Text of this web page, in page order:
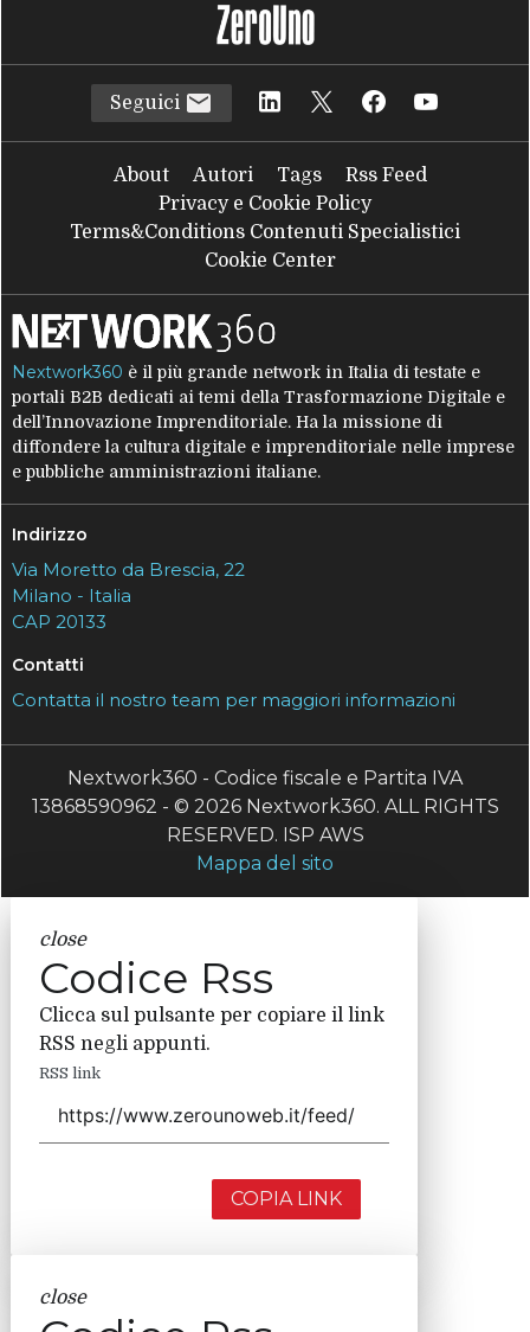
Seguici
About Autori Tags
Rss Feed
Privacy e Cookie Policy
Terms&Conditions Contenuti Specialistici
Cookie Center
Nextwork360 è il più grande network in Italia di testate e
portali B2B dedicati ai temi della Trasformazione Digitale e
dell’Innovazione Imprenditoriale. Ha la missione di
diffondere la cultura digitale e imprenditoriale nelle imprese
e pubbliche amministrazioni italiane.
Indirizzo
Via Moretto da Brescia, 22
Milano - Italia
CAP 20133
Contatti
Contatta il nostro team per maggiori informazioni
Nextwork360 - Codice fiscale e Partita IVA
13868590962 - © 2026 Nextwork360. ALL RIGHTS
RESERVED. ISP AWS
Mappa del sito
close
Codice Rss
Clicca sul pulsante per copiare il link
RSS negli appunti.
RSS link
COPIA LINK
close